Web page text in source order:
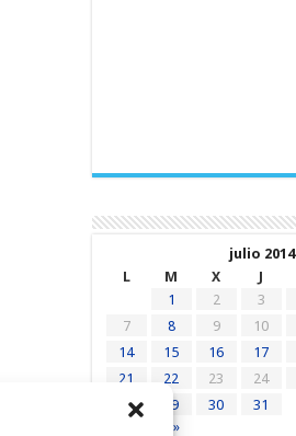
julio 2014
L
M X J
1
2 3
7
8 9 10
14
15 16 17
21
22 23 24
28
29 30
31
Ago »